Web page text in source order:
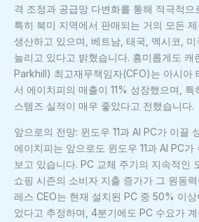
격 조정과 공급망 다변화를 통해 적극적으
특히 북미 지역에서 판매되는 거의 모든
생산하고 있으며, 베트남, 태국, 멕시코,
늘리고 있다고 밝혔습니다. 흥미롭게도 캐
Parkhill) 최고재무책임자(CFO)는 아시아
서 에이치피의 매출이 11% 성장했으며,
스템즈 실적이 매우 좋았다고 전했습니다.
앞으로의 전망: 윈도우 11과 AI PC가 이끌
에이치피는 앞으로도 윈도우 11과 AI PC
보고 있습니다. PC 교체 주기의 지속적인
쇼핑 시즌의 소비자 지출 증가가 그 원동
레스 CEO는 현재 설치된 PC 중 50% 이상
었다고 추정하며, 4분기에도 PC 수요가